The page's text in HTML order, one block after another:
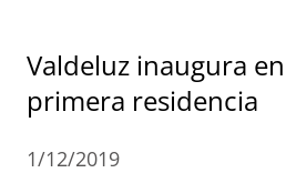
Valdeluz inaugura
primera residencia
1/12/2019